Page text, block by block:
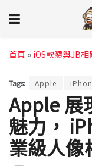
首頁 » iOS軟體與JB相
Tags: Apple
Apple 展
魅力，
業級人像